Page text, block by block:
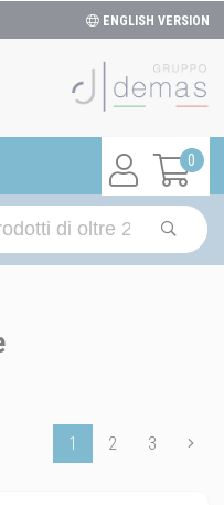
ENGLISH VERSION
0
1 2 3